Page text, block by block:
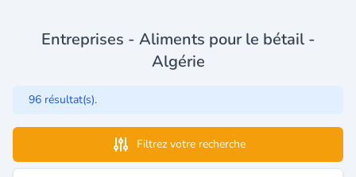
Entreprises - Aliments pour le bétail -
Algérie
96 résultat(s).
Filtrez votre recherche